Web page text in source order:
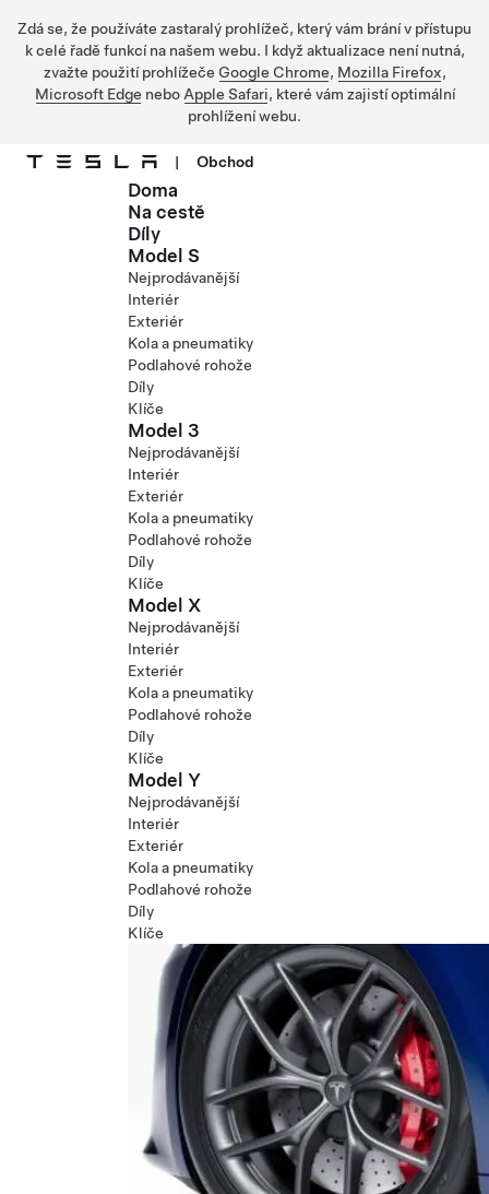
Zdá se, že používáte zastaralý prohlížeč, který vám brání v přístupu
k celé řadě funkcí na našem webu. I když aktualizace není nutná,
zvažte použití prohlížeče Google Chrome, Mozilla Firefox,
Microsoft Edge nebo Apple Safari, které vám zajistí optimální
prohlížení webu.
Přejít na hlavní obsah
| Obchod
Doma
Na cestě
Díly
Model S
Nejprodávanější
Interiér
Exteriér
Kola a pneumatiky
Podlahové rohože
Díly
Klíče
Model 3
Nejprodávanější
Interiér
Exteriér
Kola a pneumatiky
Podlahové rohože
Díly
Klíče
Model X
Nejprodávanější
Interiér
Exteriér
Kola a pneumatiky
Podlahové rohože
Díly
Klíče
Model Y
Nejprodávanější
Interiér
Exteriér
Kola a pneumatiky
Podlahové rohože
Díly
Klíče